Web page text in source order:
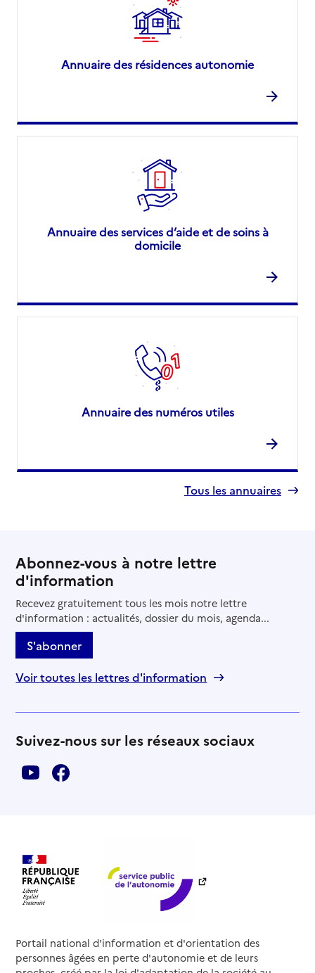
Annuaire des résidences autonomie
Annuaire des services d’aide et de soins à
domicile
Annuaire des numéros utiles
Tous les annuaires
Abonnez-vous à notre lettre
d'information
Recevez gratuitement tous les mois notre lettre
d'information : actualités, dossier du mois, agenda...
S'abonner
Voir toutes les lettres d'information
Suivez-nous sur les réseaux sociaux
Portail national d'information et d'orientation des
personnes âgées en perte d'autonomie et de leurs